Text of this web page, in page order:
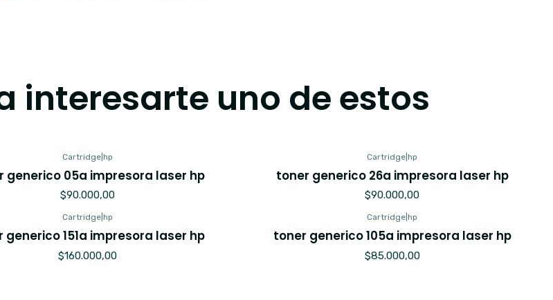
interesarte uno de estos
Cartridge |hp
generico 05a impresora laser hp
$90.000,00
Cartridge |hp
toner generico 26a impresora laser hp
$90.000,00
Cartridge |hp
generico 151a impresora laser hp
$160.000,00
Cartridge |hp
toner generico 105a impresora laser hp
$85.000,00